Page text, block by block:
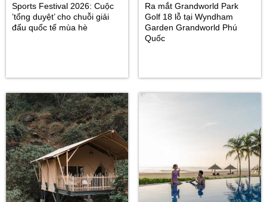
Sports Festival 2026: Cuộc
’tổng duyệt’ cho chuỗi giải
đấu quốc tế mùa hè
Ra mắt Grandworld Park
Golf 18 lỗ tại Wyndham
Garden Grandworld Phú
Quốc